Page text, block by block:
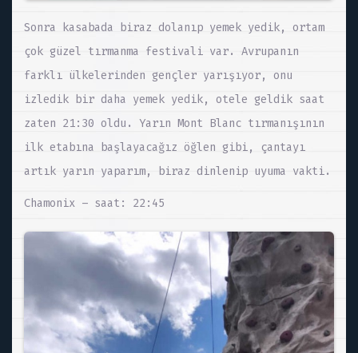
Sonra kasabada biraz dolanıp yemek yedik, ortam
çok güzel tırmanma festivali var. Avrupanın
farklı ülkelerinden gençler yarışıyor, onu
izledik bir daha yemek yedik, otele geldik saat
zaten 21:30 oldu. Yarın Mont Blanc tırmanışının
ilk etabına başlayacağız öğlen gibi, çantayı
artık yarın yaparım, biraz dinlenip uyuma vakti.
Chamonix – saat: 22:45